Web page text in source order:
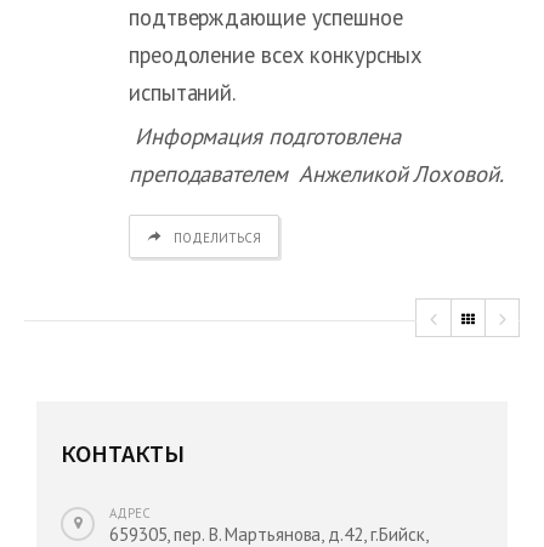
подтверждающие успешное
преодоление всех конкурсных
испытаний.
Информация подготовлена
преподавателем Анжеликой Лоховой.
ПОДЕЛИТЬСЯ
КОНТАКТЫ
АДРЕС
659305, пер. В. Мартьянова, д.42, г.Бийск,